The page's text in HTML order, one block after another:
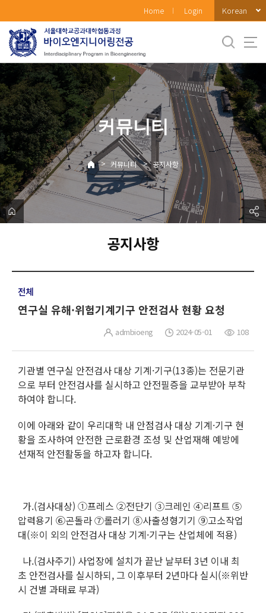
로
메
뉴
Home Login Korean
커뮤니티
> 커뮤니티 > 공지사항
공지사항
전체
연구실 유해·위험기계기구 안전검사 현황 요청
admbioeng 2024-05-01 108
기관별 연구실 안전검사 대상 기계·기구(13종)는 전문기관
으로 부터 안전검사를 실시하고 안전필증을 교부받아 부착
하여야 합니다.
이에 아래와 같이 우리대학 내 안점검사 대상 기계·기구 현
황을 조사하여 안전한 근로환경 조성 및 산업재해 예방에
선재적 안전활동을 하고자 합니다.
가.(검사대상) ①프레스 ②전단기 ③크레인 ④리프트 ⑤
압력용기 ⑥곤돌라 ⑦롤러기 ⑧사출성형기기 ⑨고소작업
대(※이 외의 안전검사 대상 기계·기구는 산업체에 적용)
나.(검사주기) 사업장에 설치가 끝난 날부터 3년 이내 최
초 안전검사를 실시하되, 그 이후부터 2년마다 실시(※위반
시 건별 과태료 부과)